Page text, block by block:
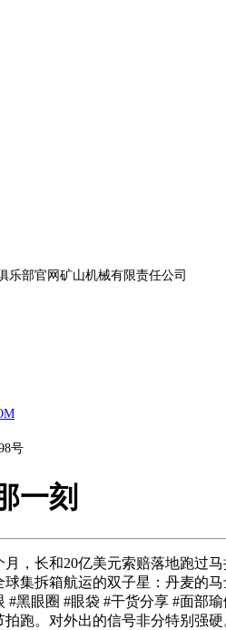
乐部官网矿山机械有限责任公司
号
一刻
长和20亿美元索赔落地跑过马
集拆箱航运的双子星：丹麦的马
#黑眼圈 #眼袋 #干货分享 #面部
跑。对外出的信号非分特别强硬